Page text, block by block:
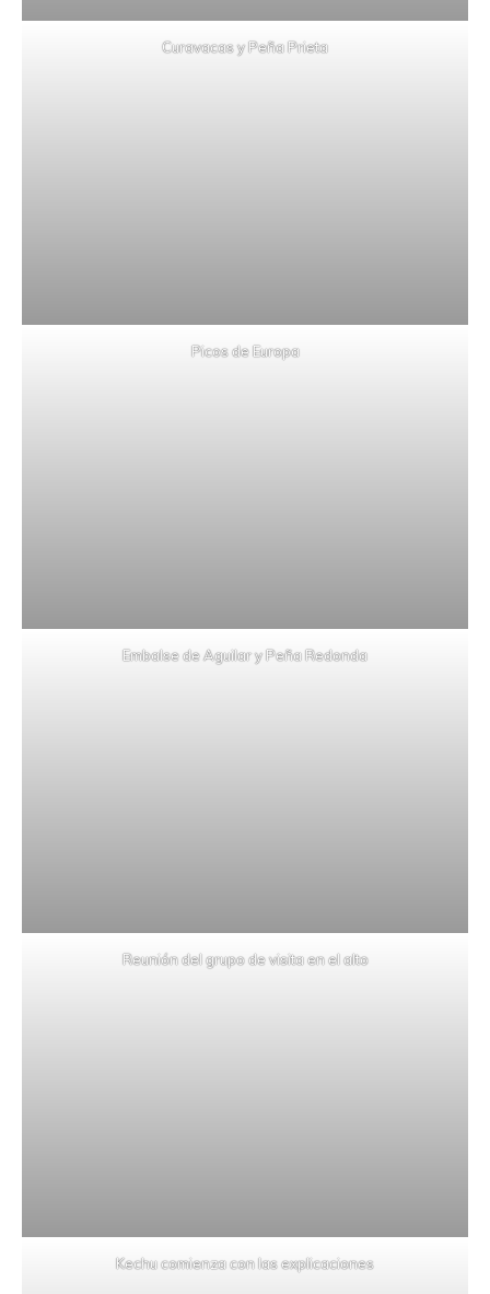
Curavacas y Peña Prieta
Picos de Europa
Embalse de Aguilar y Peña Redonda
Reunión del grupo de visita en el alto
Kechu comienza con las explicaciones